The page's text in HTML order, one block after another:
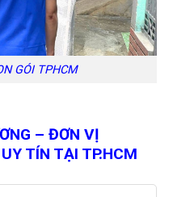
GÓI TPHCM
– ĐƠN VỊ
TÍN TẠI TP.HCM